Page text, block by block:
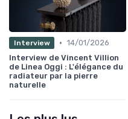
Interview • 14/01/2026
Interview de Vincent Villion
de Linea Oggi : L'élégance du
radiateur par la pierre
naturelle